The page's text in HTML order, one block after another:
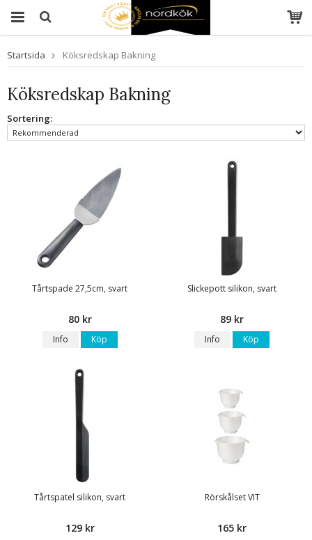
Startsida Köksredskap Bakning
Köksredskap Bakning
Sortering:
Tårtspade 27,5cm, svart
80 kr
Info Köp
Slickepott silikon, svart
89 kr
Info Köp
Tårtspatel silikon, svart
129 kr
Rörskålset VIT
165 kr